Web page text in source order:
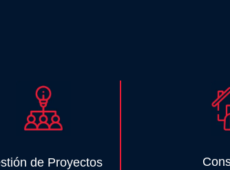
de Proyectos